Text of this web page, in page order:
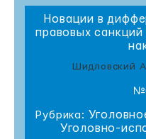
Новации в
правовых санкций
Шидловский
Рубрика:
Уголовно-